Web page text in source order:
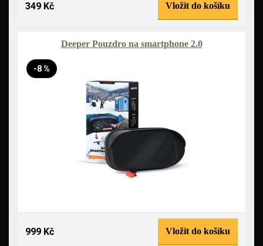
349 Kč Vložit do košíku
Deeper Pouzdro na smartphone 2.0
-8 %
999 Kč Vložit do košíku